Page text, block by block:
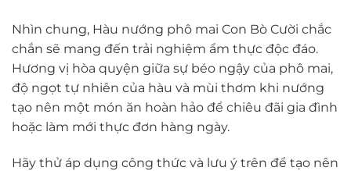
Nhìn chung, Hàu nướng phô mai Con Bò Cười chắc
chắn sẽ mang đến trải nghiệm ẩm thực độc đáo.
Hương vị hòa quyện giữa sự béo ngậy của phô mai,
độ ngọt tự nhiên của hàu và mùi thơm khi nướng
tạo nên một món ăn hoàn hảo để chiêu đãi gia đình
hoặc làm mới thực đơn hàng ngày.
Hãy thử áp dụng công thức và lưu ý trên để tạo nên